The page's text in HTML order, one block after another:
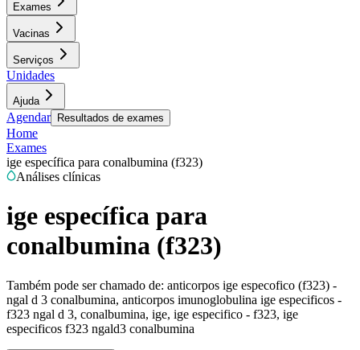
Exames
Vacinas
Serviços
Unidades
Ajuda
Agendar Resultados de exames
Home
Exames
ige específica para conalbumina (f323)
Análises clínicas
ige específica para
conalbumina (f323)
Também pode ser chamado de: anticorpos ige especofico (f323) -
ngal d 3 conalbumina, anticorpos imunoglobulina ige especificos -
f323 ngal d 3, conalbumina, ige, ige especifico - f323, ige
especificos f323 ngald3 conalbumina